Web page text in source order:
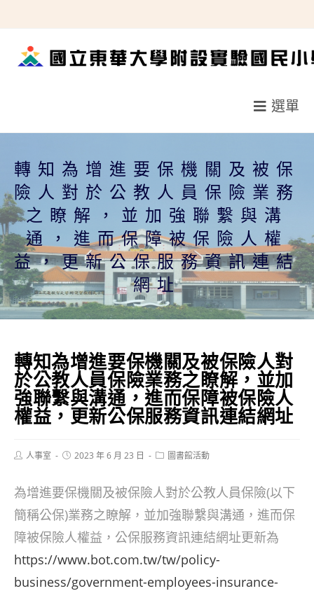
轉
選單
轉知為增進要保機關及被保
險人對於公教人員保險業務
之瞭解，並加強聯繫與溝
通，進而保障被保險人權
益，更新公保服務資訊連結
網址
轉知為增進要保機關及被保險人對
於公教人員保險業務之瞭解，並加
強聯繫與溝通，進而保障被保險人
權益，更新公保服務資訊連結網址
Post人事室
Post2023 年 6 月 23 日
Post圖書館活動
為增進要保機關及被保險人對於公教人員保險(以下
簡稱公保)業務之瞭解，並加強聯繫與溝通，進而保
障被保險人權益，公保服務資訊連結網址更新為
https://www.bot.com.tw/tw/policy-
business/government-employees-insurance-